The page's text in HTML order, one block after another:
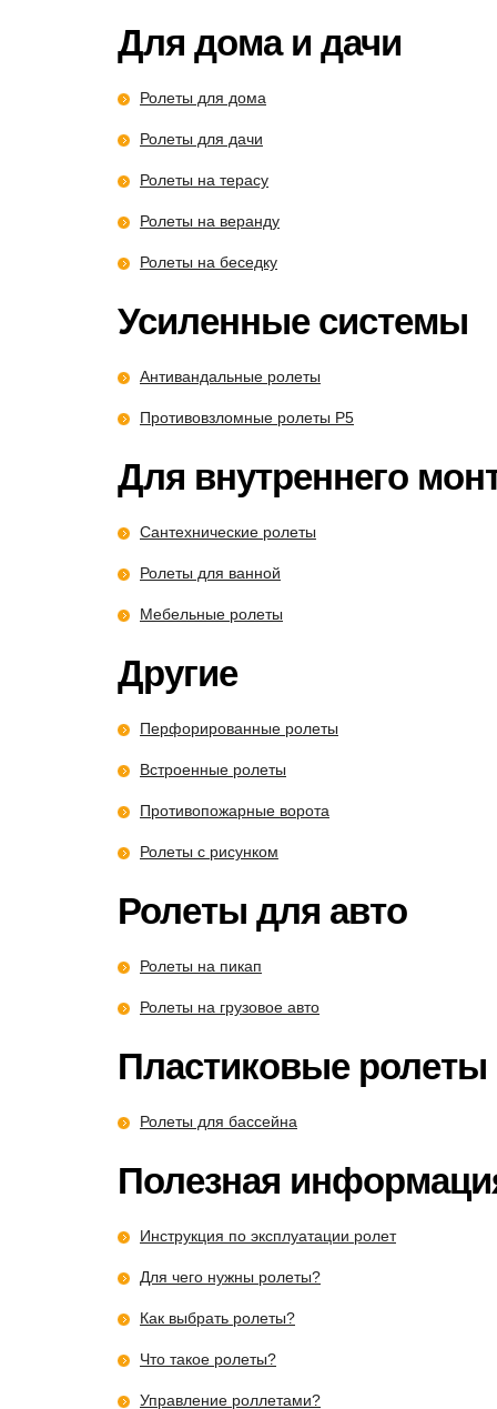
Для дома и дачи
Ролеты для дома
Ролеты для дачи
Ролеты на терасу
Ролеты на веранду
Ролеты на беседку
Усиленные системы
Антивандальные ролеты
Противовзломные ролеты P5
Для внутреннего
Сантехнические ролеты
Ролеты для ванной
Мебельные ролеты
Другие
Перфорированные ролеты
Встроенные ролеты
Противопожарные ворота
Ролеты с рисунком
Ролеты для авто
Ролеты на пикап
Ролеты на грузовое авто
Пластиковые ролеты
Ролеты для бассейна
Полезная
Инструкция по эксплуатации ролет
Для чего нужны ролеты?
Как выбрать ролеты?
Что такое ролеты?
Управление роллетами?